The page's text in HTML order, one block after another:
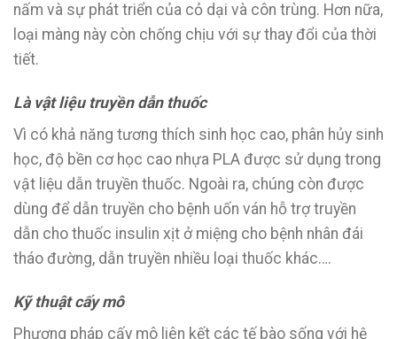
nấm và sự phát triển của cỏ dại và côn trùng. Hơn nữa,
loại màng này còn chống chịu với sự thay đổi của thời
tiết.
Là vật liệu truyền dẫn thuốc
Vì có khả năng tương thích sinh học cao, phân hủy sinh
học, độ bền cơ học cao nhựa PLA được sử dụng trong
vật liệu dẫn truyền thuốc. Ngoài ra, chúng còn được
dùng để dẫn truyền cho bệnh uốn ván hỗ trợ truyền
dẫn cho thuốc insulin xịt ở miệng cho bệnh nhân đái
tháo đường, dẫn truyền nhiều loại thuốc khác….
Kỹ thuật cấy mô
Phương pháp cấy mô liên kết các tế bào sống với hệ